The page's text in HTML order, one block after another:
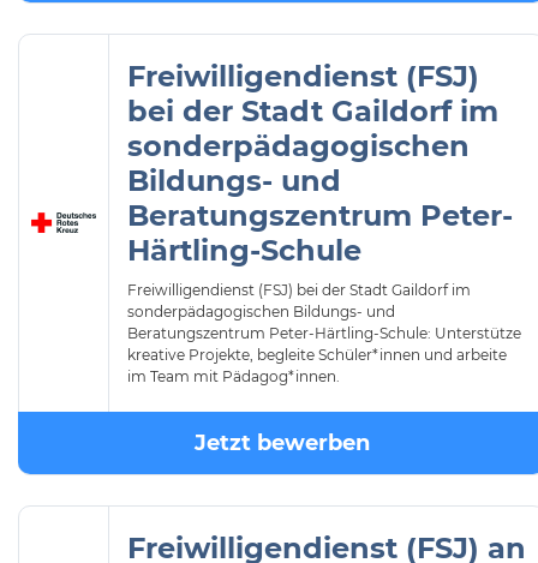
Freiwilligendienst (FSJ)
bei der Stadt Gaildorf im
sonderpädagogischen
Bildungs- und
Beratungszentrum Peter-
Härtling-Schule
Freiwilligendienst (FSJ) bei der Stadt Gaildorf im
sonderpädagogischen Bildungs- und
Beratungszentrum Peter-Härtling-Schule: Unterstütze
kreative Projekte, begleite Schüler*innen und arbeite
im Team mit Pädagog*innen.
Jetzt bewerben
Freiwilligendienst (FSJ) an